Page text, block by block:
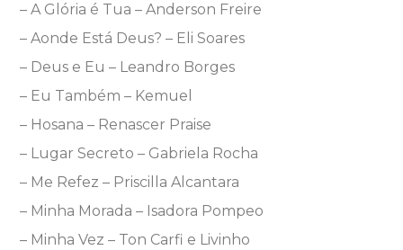
– A Glória é Tua – Anderson Freire
– Aonde Está Deus? – Eli Soares
– Deus e Eu – Leandro Borges
– Eu Também – Kemuel
– Hosana – Renascer Praise
– Lugar Secreto – Gabriela Rocha
– Me Refez – Priscilla Alcantara
– Minha Morada – Isadora Pompeo
– Minha Vez – Ton Carfi e Livinho